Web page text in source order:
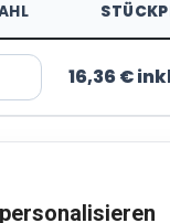
16,36 €